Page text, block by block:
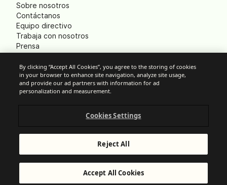
Sobre nosotros
Contáctanos
Equipo directivo
Trabaja con nosotros
Prensa
Huella ecológica
© Brevo 2025. Todos los derechos reservados.
By clicking “Accept All Cookies”, you agree to the storing of cookies
in your browser to enhance site navigation, analyze site usage,
and provide our ad partners with information for ad
personalization and measurement.
Cookies Settings
Reject All
Accept All Cookies